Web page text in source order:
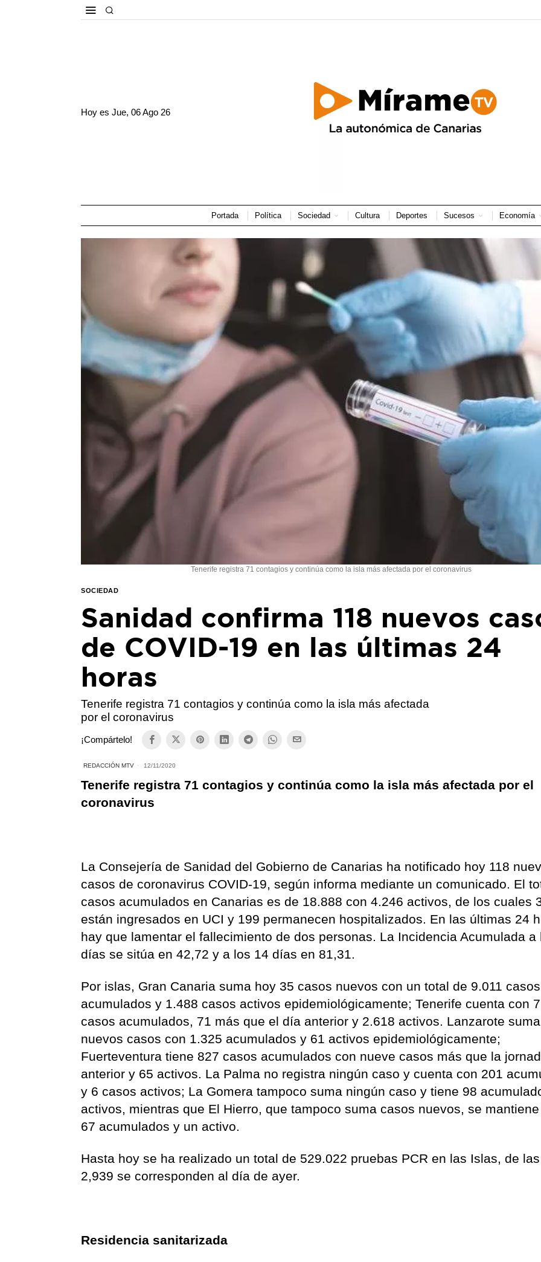
Hoy esJue, 06 Ago 26
Portada Política Sociedad Cultura Deportes Sucesos Economía
Tenerife registra 71 contagios y continúa como la isla más afectada por el coronavirus
SOCIEDAD
Sanidad confirma 118 nuevos
de COVID-19 en las últimas 24
horas
Tenerife registra 71 contagios y continúa como la isla más afectada
por el coronavirus
¡Compártelo!
REDACCIÓN MTV 12/11/2020
Tenerife registra 71 contagios y continúa como la isla más afectada por el
coronavirus
La Consejería de Sanidad del Gobierno de Canarias ha notificado hoy 118
casos de coronavirus COVID-19, según informa mediante un comunicado. El
casos acumulados en Canarias es de 18.888 con 4.246 activos, de los cuales
están ingresados en UCI y 199 permanecen hospitalizados. En las últimas 24
hay que lamentar el fallecimiento de dos personas. La Incidencia Acumulada a
días se sitúa en 42,72 y a los 14 días en 81,31.
Por islas, Gran Canaria suma hoy 35 casos nuevos con un total de 9.011 casos
acumulados y 1.488 casos activos epidemiológicamente; Tenerife cuenta con
casos acumulados, 71 más que el día anterior y 2.618 activos. Lanzarote
nuevos casos con 1.325 acumulados y 61 activos epidemiológicamente;
Fuerteventura tiene 827 casos acumulados con nueve casos más que la
anterior y 65 activos. La Palma no registra ningún caso y cuenta con 201
y 6 casos activos; La Gomera tampoco suma ningún caso y tiene 98
activos, mientras que El Hierro, que tampoco suma casos nuevos, se
67 acumulados y un activo.
Hasta hoy se ha realizado un total de 529.022 pruebas PCR en las Islas, de
2,939 se corresponden al día de ayer.
Residencia sanitarizada